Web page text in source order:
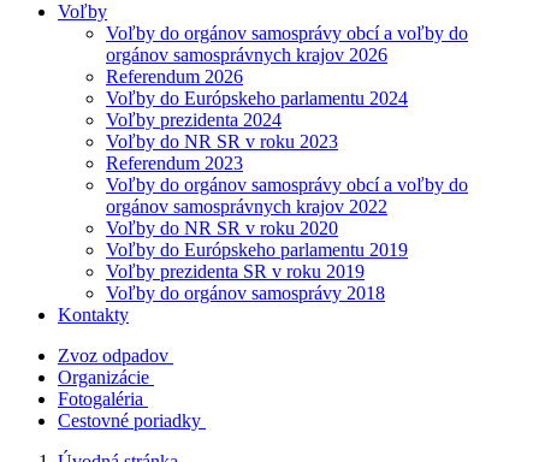
Voľby
Voľby do orgánov samosprávy obcí a voľby do
orgánov samosprávnych krajov 2026
Referendum 2026
Voľby do Európskeho parlamentu 2024
Voľby prezidenta 2024
Voľby do NR SR v roku 2023
Referendum 2023
Voľby do orgánov samosprávy obcí a voľby do
orgánov samosprávnych krajov 2022
Voľby do NR SR v roku 2020
Voľby do Európskeho parlamentu 2019
Voľby prezidenta SR v roku 2019
Voľby do orgánov samosprávy 2018
Kontakty
Zvoz odpadov
Organizácie
Fotogaléria
Cestovné poriadky